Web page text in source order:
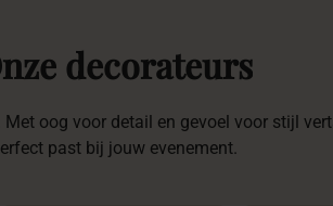
decorateurs
oog voor detail en gevoel voor stijl
past bij jouw evenement.